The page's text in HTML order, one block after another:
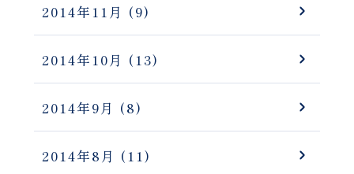
2014年11月 (9)
2014年10月 (13)
2014年9月 (8)
2014年8月 (11)